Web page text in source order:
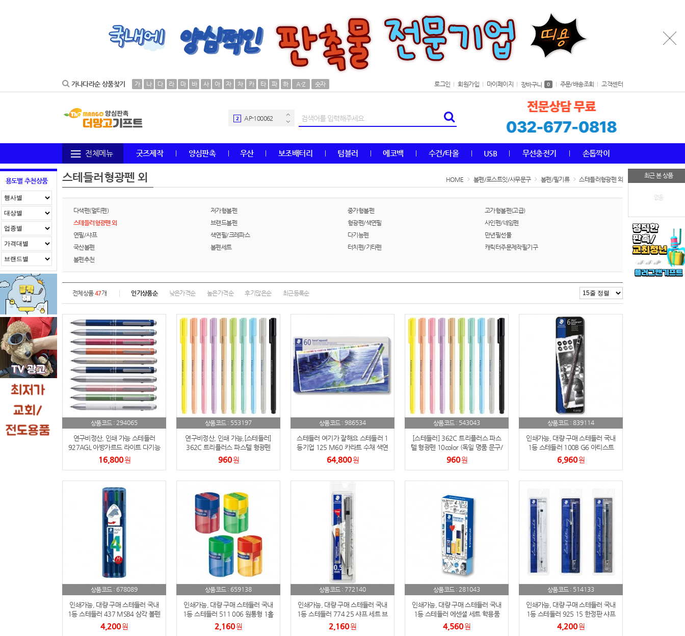
가나다라순 상품찾기 가 나 다 라 마 바 사 아 자 차 카 타 파 하 A-Z 숫자 로그인 회원가입 마이페이지 장바구니 0 주문/배송조회 고객센터
30 AP-100106
3 타올
5 볼펜
양심판촉
7
usb
12 보조배터리
13 송월타올
에코백
AP-100025
쿠션
20 구급
티슈
손톱
24 손톱깍이
25 AP-100071
전체메뉴 굿즈제작 양심판촉 우산 보조배터리 텀블러 에코백 수건/타올 USB 무선충전기 손톱깍이
용도별 추천상품
최근 본 상품
없음
스테들러형광펜 외 HOME 볼펜/포스트잇/사무문구 볼펜/필기류 스테들러형광펜 외
다색펜(멀티펜) 저가형볼펜 중가형볼펜
고가형볼펜(고급)
스테들러형광펜 외
브랜드볼펜 형광펜/색연필
사인펜/네임펜
연필/샤프
색연필/크레파스 다기능펜
만년필선물
국산볼펜
볼펜세트 터치펜/기타펜
캐릭터주문제작필기구
볼펜추천
전체상품47개 인기상품순 낮은가격순 높은가격순 후기많은순 최근등록순
상품코드 : 294065
연구비정산, 인쇄 가능 스테들러
927AGL 아방가르드 라이트 다기능
멀티펜
16,800원
상품코드 : 553197
연구비정산, 인쇄 가능,[스테들러]
362C 트리플러스 파스텔 형광펜
10color (독일 명품 문구/단체 제작)
960원
상품코드 : 986534
스테들러 여기가 잘해요 스테들러 1
등기업 125 M60 카라트 수채 색연
필 60색 세트(아쿠아렐 수채 색연
64,800원
상품코드 : 543043
[스테들러] 362C 트리플러스 파스
텔 형광펜 10color (독일 명품 문구/
단체 제작)
960원
상품코드 : 839114
인쇄가능, 대량 구매 스테들러 국내
1등 스테들러 100B G6 아티스트
연필 6본 세트
6,960원
상품코드 : 678089
인쇄가능, 대량 구매 스테들러 국내
1등 스테들러 437 MSB4 삼각 볼펜
4색 세트 M심
4,200원
상품코드 : 659138
인쇄가능, 대량 구매 스테들러 국내
1등 스테들러 511 006 원통형 1홀
연필깎이
2,160원
상품코드 : 772140
인쇄가능, 대량 구매 스테들러 국내
1등 스테들러 774 25 샤프 세트 브
리스터 패키지
2,160원
상품코드 : 281043
인쇄가능, 대량 구매 스테들러 국내
1등 스테들러 에센셜 세트 학용품
문구세트
4,560원
상품코드 : 514133
인쇄가능, 대량 구매 스테들러 국내
1등 스테들러 925 15 한정판 샤프
0.5mm 2024 블리스터 패키지
4,200원